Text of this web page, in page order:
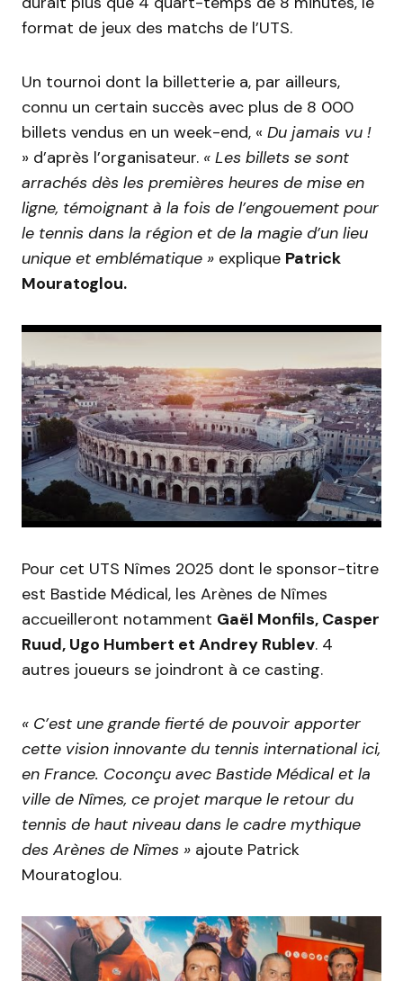
format de jeux des matchs de l’UTS.
Un tournoi dont la billetterie a, par ailleurs,
connu un certain succès avec plus de 8 000
billets vendus en un week-end, « Du jamais vu !
» d’après l’organisateur. « Les billets se sont
arrachés dès les premières heures de mise en
ligne, témoignant à la fois de l’engouement pour
le tennis dans la région et de la magie d’un lieu
unique et emblématique » explique Patrick
Mouratoglou.
Pour cet UTS Nîmes 2025 dont le sponsor-titre
est Bastide Médical, les Arènes de Nîmes
accueilleront notamment Gaël Monfils, Casper
Ruud, Ugo Humbert et Andrey Rublev. 4
autres joueurs se joindront à ce casting.
« C’est une grande fierté de pouvoir apporter
cette vision innovante du tennis international ici,
en France. Coconçu avec Bastide Médical et la
ville de Nîmes, ce projet marque le retour du
tennis de haut niveau dans le cadre mythique
des Arènes de Nîmes » ajoute Patrick
Mouratoglou.